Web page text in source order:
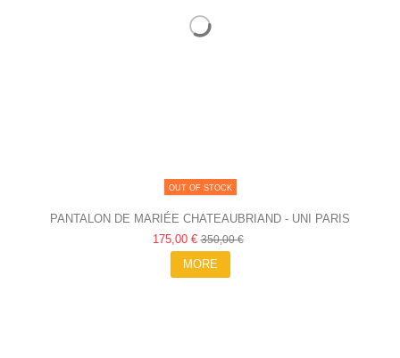
OUT OF STOCK
PANTALON DE MARIÉE CHATEAUBRIAND - UNI PARIS
175,00 €350,00 €
MORE